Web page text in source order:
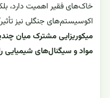
خاک‌های فقیر اهمیت دارد،
اکوسیستم‌های جنگلی نیز
میکوریزایی مشترک میان
مواد و سیگنال‌های شیمیایی